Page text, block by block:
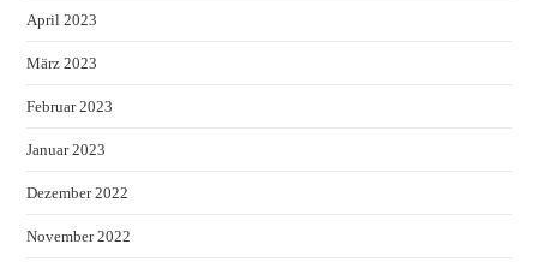
April 2023
März 2023
Februar 2023
Januar 2023
Dezember 2022
November 2022